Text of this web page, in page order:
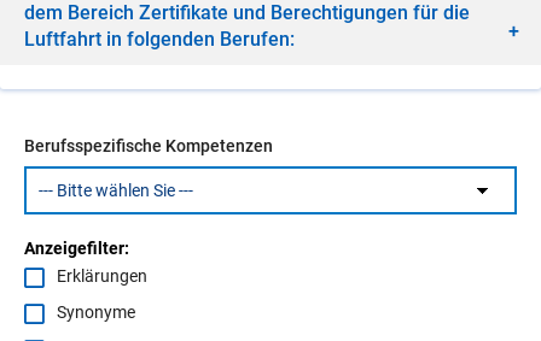
dem Be­reich Zer­ti­fi­ka­te und Be­rech­ti­gun­gen für die
Luft­fahrt in fol­gen­den Be­ru­fen:
Berufsspezifische Kompetenzen
Anzeigefilter:
Erklärungen
Synonyme